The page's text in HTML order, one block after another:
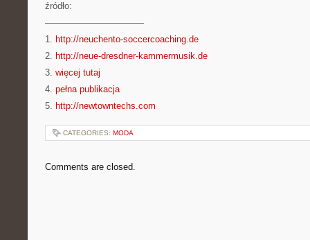
źródło:
———————————
1. http://neuchento-soccercoaching.de
2. http://neue-dresdner-kammermusik.de
3. więcej tutaj
4. pełna publikacja
5. http://newtowntechs.com
CATEGORIES: MODA
Comments are closed.